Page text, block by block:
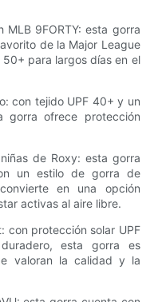
MLB 9FORTY: esta gorra
de la Major League
para largos días en el
con tejido UPF 40+ y un
gorra ofrece protección
de Roxy: esta gorra
un estilo de gorra de
en una opción
activas al aire libre.
con protección solar UPF
esta gorra es
valoran la calidad y la